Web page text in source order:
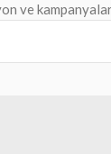
ve